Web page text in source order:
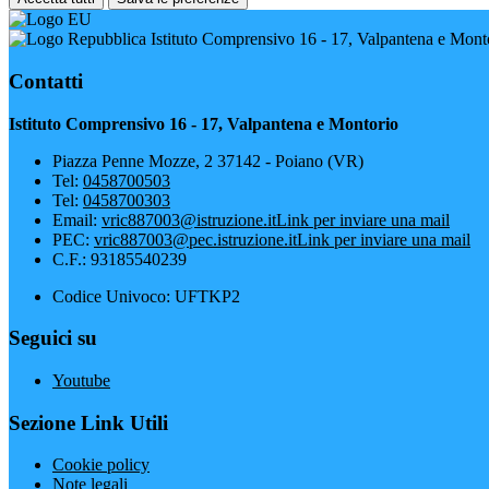
Istituto Comprensivo 16 - 17, Valpantena e
Contatti
Istituto Comprensivo 16 - 17, Valpantena e Montorio
Piazza Penne Mozze, 2 37142 - Poiano (VR)
Tel: 0458700503
Tel: 0458700303
Email: vric887003@istruzione.itLink per inviare una mail
PEC: vric887003@pec.istruzione.itLink per inviare una mail
C.F.: 93185540239
Codice Univoco: UFTKP2
Seguici su
Youtube
Sezione Link Utili
Cookie policy
Note legali